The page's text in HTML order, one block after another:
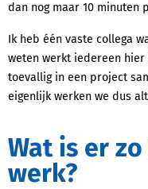
dan nog maar 10 minuten
Ik heb één vaste collega
weten werkt iedereen hier
toevallig in een project
eigenlijk werken we dus
Wat is er zo leuk aan mijn
werk?